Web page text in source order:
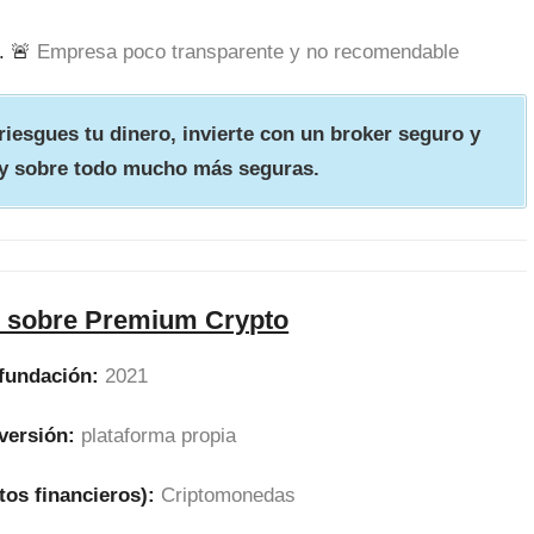
🚨 Empresa poco transparente y no recomendable
tu dinero, invierte con un broker seguro y
sobre todo mucho más seguras.
Premium Crypto
2021
plataforma propia
financieros): Criptomonedas